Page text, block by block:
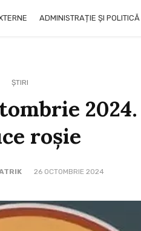
ADMINISTRAȚIE ȘI POLITICĂ
ȘTIRI
roşie
26 OCTOMBRIE 2024